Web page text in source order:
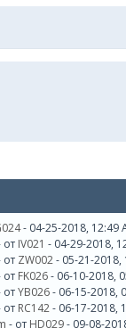
- 04-25-2018, 12:49
от IV021 - 04-29-2018,
от ZW002- 05-21-2018,
от FK026- 06-10-2018,
отYB026- 06-15-2018,
от RC142- 06-17-2018,
- от HD029- 09-08-